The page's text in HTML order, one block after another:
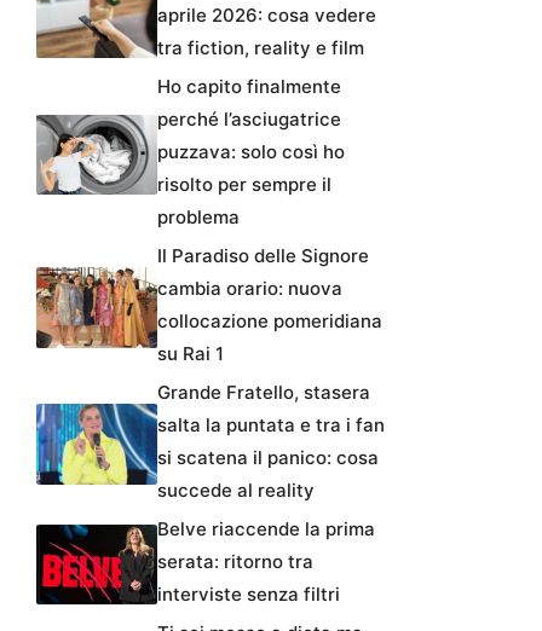
aprile 2026: cosa vedere
tra fiction, reality e film
Ho capito finalmente
perché l’asciugatrice
puzzava: solo così ho
risolto per sempre il
problema
Il Paradiso delle Signore
cambia orario: nuova
collocazione pomeridiana
su Rai 1
Grande Fratello, stasera
salta la puntata e tra i fan
si scatena il panico: cosa
succede al reality
Belve riaccende la prima
serata: ritorno tra
interviste senza filtri